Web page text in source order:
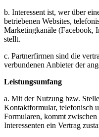
b. Interessent ist, wer über
betriebenen Websites,
Marketingkanäle (Facebook,
stellt.
c. Partnerfirmen sind die
verbundenen Anbieter der
Leistungsumfang
a. Mit der Nutzung bzw.
Kontaktformular, telefonisch
Formularen, kommt
Interessenten ein Vertrag